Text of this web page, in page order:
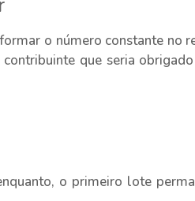
o número constante no
que seria
o primeiro lote